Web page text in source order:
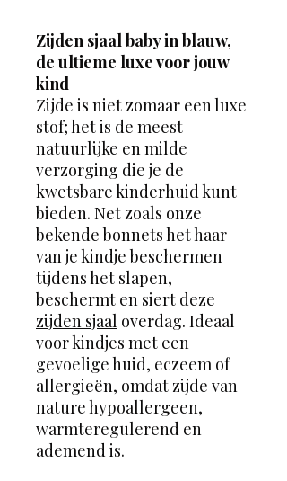
Zijden sjaal baby in blauw,
de ultieme luxe voor jouw
kind
Zijde is niet zomaar een luxe
stof; het is de meest
natuurlijke en milde
verzorging die je de
kwetsbare kinderhuid kunt
bieden. Net zoals onze
bekende bonnets het haar
van je kindje beschermen
tijdens het slapen,
beschermt en siert deze
zijden sjaal overdag. Ideaal
voor kindjes met een
gevoelige huid, eczeem of
allergieën, omdat zijde van
nature hypoallergeen,
warmteregulerend en
ademend is.